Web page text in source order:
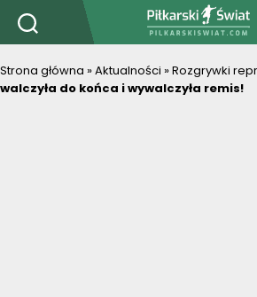
Strona główna »Aktualności »Rozgrywki
walczyła do końca i wywalczyła remis!